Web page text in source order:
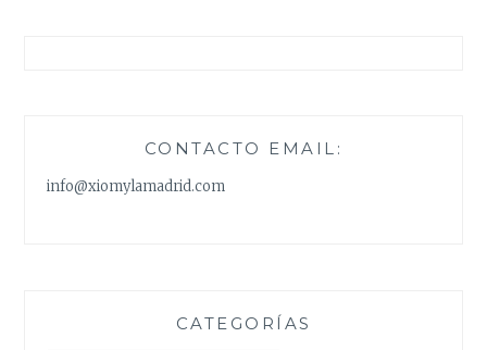
CONTACTO EMAIL:
info@xiomylamadrid.com
CATEGORÍAS